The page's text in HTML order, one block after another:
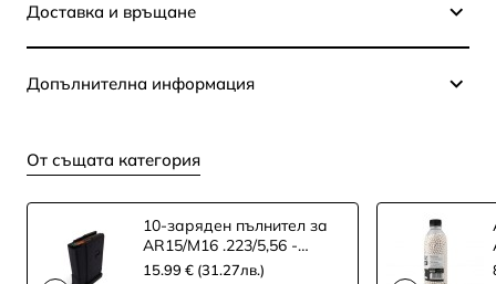
Доставка и връщане
Допълнителна информация
От същата категория
10-заряден пълнител за
AR15/M16 .223/5,56 -
черен
15.99 € (31.27лв.)